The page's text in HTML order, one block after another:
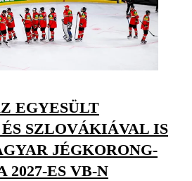
EGYESÜLT
SZLOVÁKIÁVAL IS
JÉGKORONG-
2027-ES VB-N